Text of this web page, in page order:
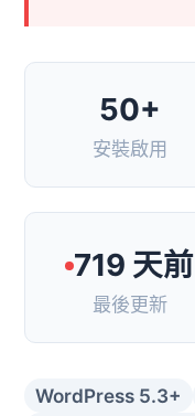
50+
安裝啟用
719 天前
最後更新
WordPress 5.3+